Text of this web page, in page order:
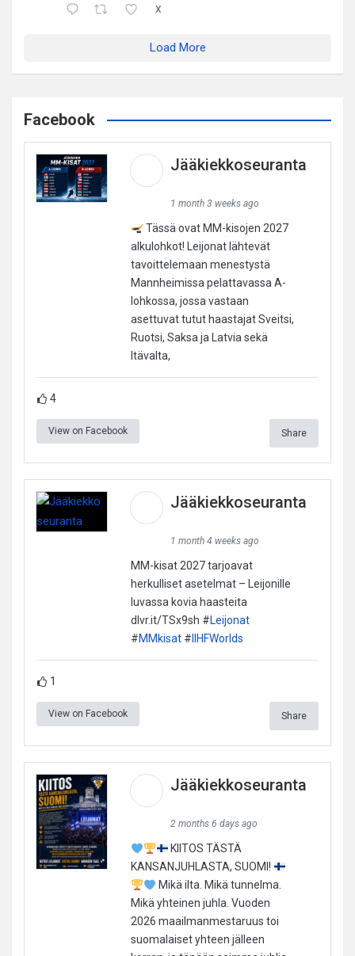
X
Load More
Facebook
Jääkiekkoseuranta
1 month 3 weeks ago
Tässä ovat MM-kisojen 2027
alkulohkot! Leijonat lähtevät
tavoittelemaan menestystä
Mannheimissa pelattavassa A-
lohkossa, jossa vastaan
asettuvat tutut haastajat Sveitsi,
Ruotsi, Saksa ja Latvia sekä
Itävalta,
4
View on Facebook Share
Jääkiekkoseuranta
1 month 4 weeks ago
MM-kisat 2027 tarjoavat
herkulliset asetelmat – Leijonille
luvassa kovia haasteita
dlvr.it/TSx9sh #Leijonat
#MMkisat# IIHFWorlds
1
View on Facebook Share
Jääkiekkoseuranta
2 months 6 days ago
KIITOS TÄSTÄ
KANSANJUHLASTA, SUOMI!
Mikä ilta. Mikä tunnelma.
Mikä yhteinen juhla. Vuoden
2026 maailmanmestaruus toi
suomalaiset yhteen jälleen